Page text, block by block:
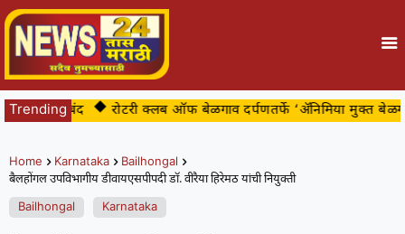
Trending
जेरबंद रोटरी क्लब ऑफ बेळगाव दर्पणतर्फे ‘ॲनिमिया मुक्त बेळगाव’
Home Karnataka
Bailhongal
बैलहोंगल उपविभागीय डीवायएसपीपदी डॉ. वीरैया हिरेमठ यांची नियुक्ती
Bailhongal
Karnataka